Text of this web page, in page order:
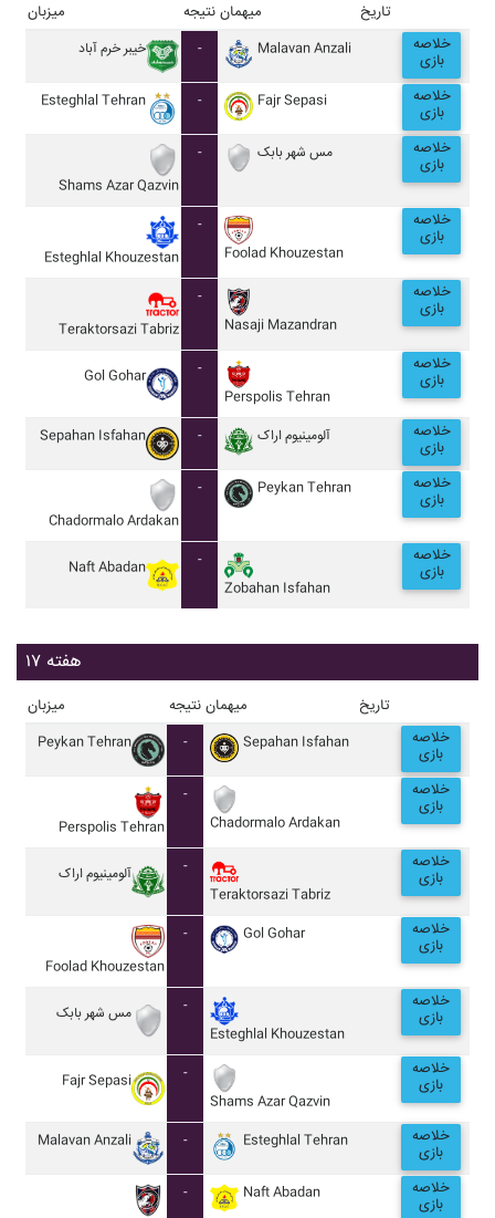
میزبان نتیجه میهمان تاریخ
خيبر خرم آباد - Malavan Anzali خلاصه
بازی
Esteghlal Tehran - Fajr Sepasi خلاصه
بازی
Shams Azar Qazvin
- مس شهر بابک خلاصه
بازی
Esteghlal Khouzestan
-
Foolad Khouzestan
خلاصه
بازی
Teraktorsazi Tabriz
-
Nasaji Mazandran
خلاصه
بازی
Gol Gohar
-
Perspolis Tehran
خلاصه
بازی
Sepahan Isfahan - آلومينيوم اراک خلاصه
بازی
Chadormalo Ardakan
- Peykan Tehran خلاصه
بازی
Naft Abadan
-
Zobahan Isfahan
خلاصه
بازی
هفته ۱۷
میزبان نتیجه میهمان تاریخ
Peykan Tehran - Sepahan Isfahan خلاصه
بازی
Perspolis Tehran
-
Chadormalo Ardakan
خلاصه
بازی
آلومينيوم اراک
-
Teraktorsazi Tabriz
خلاصه
بازی
Foolad Khouzestan
- Gol Gohar خلاصه
بازی
مس شهر بابک
-
Esteghlal Khouzestan
خلاصه
بازی
Fajr Sepasi
-
Shams Azar Qazvin
خلاصه
بازی
Malavan Anzali - Esteghlal Tehran خلاصه
بازی
- Naft Abadan خلاصه
بازی